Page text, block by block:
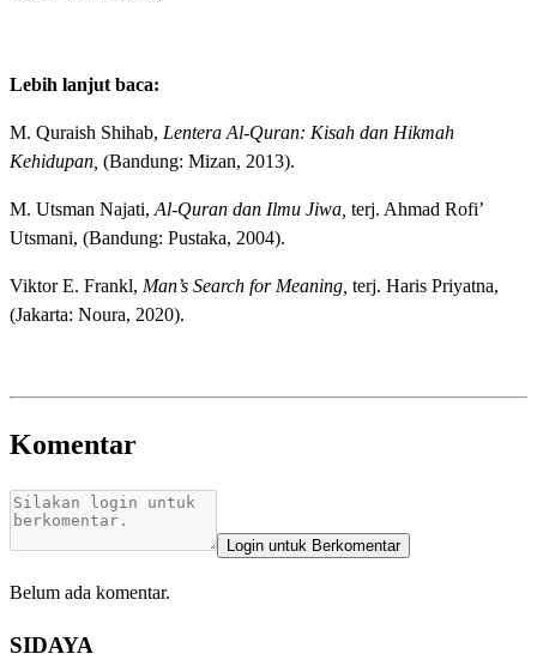
Lebih lanjut baca:
M. Quraish Shihab, Lentera Al-Quran: Kisah dan Hikmah
Kehidupan, (Bandung: Mizan, 2013).
M. Utsman Najati, Al-Quran dan Ilmu Jiwa, terj. Ahmad Rofi’
Utsmani, (Bandung: Pustaka, 2004).
Viktor E. Frankl, Man’s Search for Meaning, terj. Haris Priyatna,
(Jakarta: Noura, 2020).
Komentar
Login untuk Berkomentar
Belum ada komentar.
SIDAYA